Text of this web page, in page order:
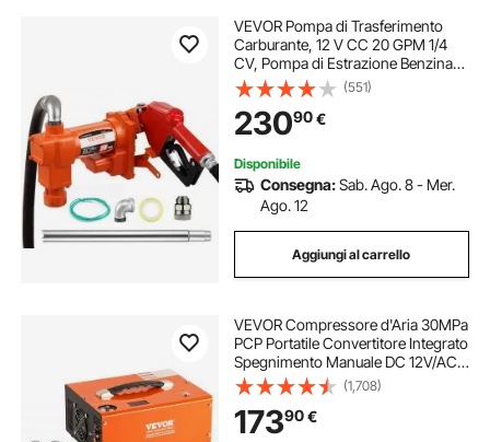
VEVOR Pompa di Trasferimento
Carburante, 12 V CC 20 GPM 1/4
CV, Pompa di Estrazione Benzina
con Ugello Tubo di Scarico Tubo di
Aspirazione, Diesel, Cherosene,
Miscele di Etanolo
(551)
23090€
Disponibile
Consegna:Sab. Ago. 8 - Mer.
Ago. 12
Aggiungi al carrello
VEVOR Compressore d'Aria 30MPa
PCP Portatile Convertitore Integrato
Spegnimento Manuale DC 12V/AC
230V, Compressore d'Aria Portatile
ad Alta Pressione Senza Acqua
Senza Olio Portatile
(1,708)
17390€